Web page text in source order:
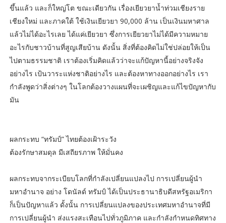
ขึ้นแล้ว และก็ใหญ่โต ขณะเดียวกัน เรื่องเยียวยาน้ำท่วมเชียงราย
เชียงใหม่ และภาคใต้ ใช้เงินเยียวยา 90,000 ล้าน เป็นเงินมหาศาล
แล้วไม่ได้อะไรเลย ได้แค่เยียวยา ซึ่งการเยียวยาไม่ได้มีความหมาย
อะไรกับชาวบ้านที่สูญเสียบ้าน ดังนั้น สิ่งที่ต้องคิดไม่ใช่ปล่อยให้เป็น
ไปตามธรรมชาติ เราต้องเริ่มคิดแล้วว่าจะแก้ปัญหานี้อย่างจริงจัง
อย่างไร เป้นวาระแห่งชาติอย่างไร และต้องหาทางออกอย่างไร เรา
กำลังพูดว่าสิ่งต่างๆ ในโลกต้องวางแผนที่จะเผชิญและแก้ไขปัญหากับ
มัน
ผลกระทบ “ทรัมป์” ไทยต้องเฝ้าระวัง
ต้องรักษาสมดุล มีเสถียรภาพ ให้มั่นคง
ผลกระทบจากระเบียบโลกที่กำลังเปลี่ยนแปลงไป การเปลี่ยนผู้นำ
มหาอำนาจ อย่าง โดนัลด์ ทรัมป์ ได้เป็นประธานาธิบดีสหรัฐอเมริกา
ก็เป็นปัญหาแล้ว ดั้งนั้น การเปลี่ยนแปลงของประเทศมหาอำนาจที่มี
การเปลี่ยนผู้นำ ส่งแรงสะเทือนไปทั่วภูมิภาค และกำลังกำหนดทิศทาง